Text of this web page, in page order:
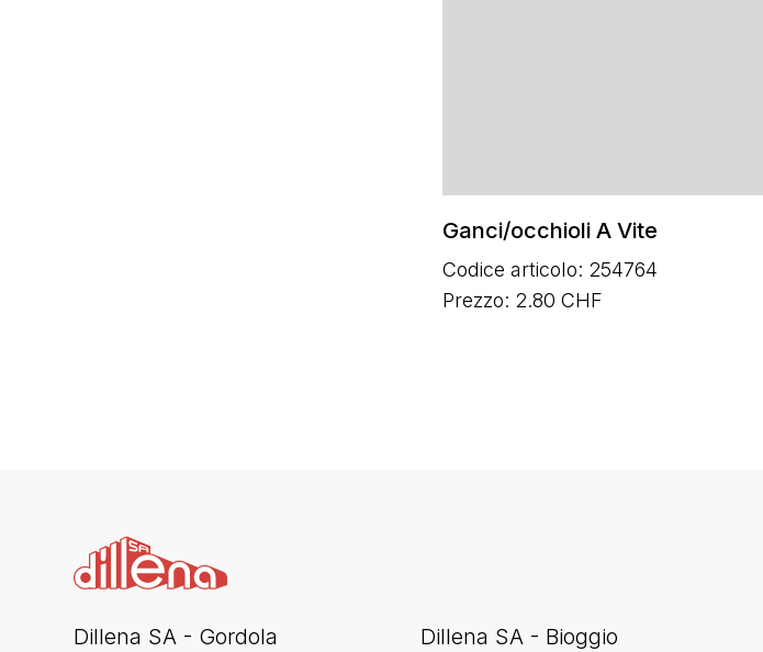
Ganci/occhioli A Vite
Codice articolo: 254764
Prezzo: 2.80 CHF
Dillena SA - Gordola Dillena SA - Bioggio